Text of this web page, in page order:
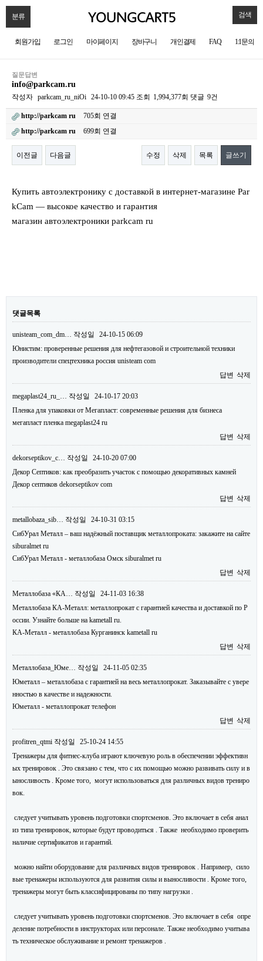
분류 검색
회원가입 로그인 마이페이지 장바구니 개인결제 FAQ 1:1문의
질문답변
info@parkcam.ru
작성자 parkcam_ru_niOi 24-10-10 09:45 조회 1,994,377회 댓글 9건
http://parkcam ru
705회 연결
http://parkcam ru
699회 연결
이전글 다음글 수정 삭제 목록 글쓰기
Купить автоэлектронику с доставкой в интернет-магазине Par
kCam — высокое качество и гарантия
магазин автоэлектроники parkcam ru
댓글목록
unisteam_com_dm… 작성일
24-10-15 06:09
Юнистим: проверенные решения для нефтегазовой и строительной техники
производители спецтехника россия unisteam com
답변 삭제
megaplast24_ru_… 작성일
24-10-17 20:03
Пленка для упаковки от Мегапласт: современные решения для бизнеса
мегапласт пленка megaplast24 ru
답변 삭제
dekorseptikov_c… 작성일
24-10-20 07:00
Декор Септиков: как преобразить участок с помощью декоративных камней
Декор септиков dekorseptikov com
답변 삭제
metallobaza_sib… 작성일
24-10-31 03:15
СибУрал Металл – ваш надёжный поставщик металлопроката: закажите на сайте
siburalmet ru
СибУрал Металл - металлобаза Омск siburalmet ru
답변 삭제
Металлобаза «КА… 작성일
24-11-03 16:38
Металлобаза КА-Металл: металлопрокат с гарантией качества и доставкой по Р
оссии. Узнайте больше на kametall ru.
КА-Металл - металлобаза Курганинск kametall ru
답변 삭제
Металлобаза_Юме… 작성일
24-11-05 02:35
Юметалл – металлобаза с гарантией на весь металлопрокат. Заказывайте с увере
нностью в качестве и надежности.
Юметалл - металлопрокат телефон
답변 삭제
profitren_qtmi 작성일
25-10-24 14:55
Тренажеры для фитнес-клуба играют ключевую роль в обеспечении эффективн
ых тренировок . Это связано с тем, что с их помощью можно развивать силу и в
ыносливость . Кроме того, могут использоваться для различных видов трениро
вок.
следует учитывать уровень подготовки спортсменов. Это включает в себя анал
из типа тренировок, которые будут проводиться . Также необходимо проверить
наличие сертификатов и гарантий.
можно найти оборудование для различных видов тренировок . Например, сило
вые тренажеры используются для развития силы и выносливости . Кроме того,
тренажеры могут быть классифицированы по типу нагрузки .
следует учитывать уровень подготовки спортсменов. Это включает в себя опре
деление потребности в инструкторах или персонале. Также необходимо учитыва
ть техническое обслуживание и ремонт тренажеров .